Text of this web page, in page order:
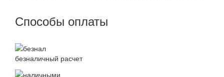
Способы оплаты
безналичный расчет